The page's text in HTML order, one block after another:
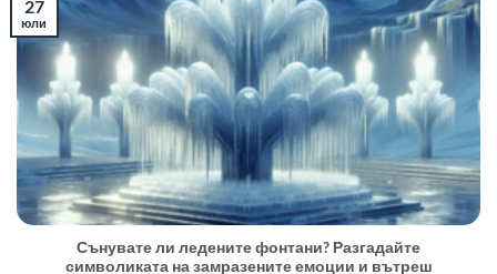
Сънувате ли ледените фонтани? Разгадайте
символиката на замразените емоции и вътреш
27
юли